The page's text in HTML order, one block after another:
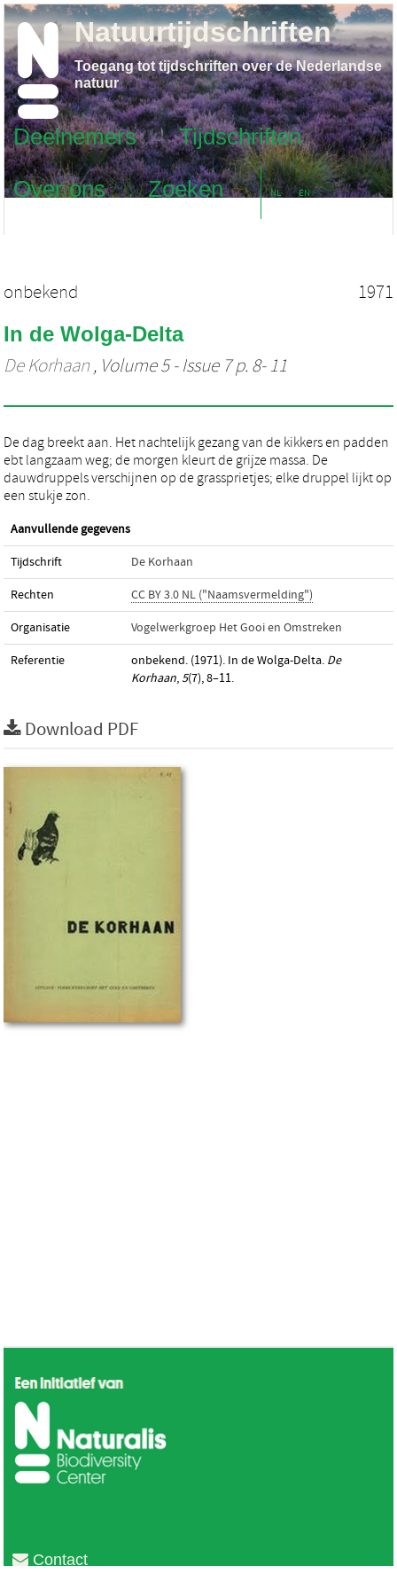
Deelnemers
Tijdschriften
Over ons
Zoeken NL EN
Natuurtijdschriften
Toegang tot tijdschriften over de Nederlandse
natuur
onbekend 1971
In de Wolga-Delta
De Korhaan , Volume 5 - Issue 7 p. 8- 11
De dag breekt aan. Het nachtelijk gezang van de kikkers en padden
ebt langzaam weg; de morgen kleurt de grijze massa. De
dauwdruppels verschijnen op de grassprietjes; elke druppel lijkt op
een stukje zon.
Aanvullende gegevens
Tijdschrift De Korhaan
Rechten CC BY 3.0 NL ("Naamsvermelding")
Organisatie Vogelwerkgroep Het Gooi en Omstreken
Referentie onbekend. (1971). In de Wolga-Delta. De
Korhaan,5(7), 8–11.
Download PDF
Contact